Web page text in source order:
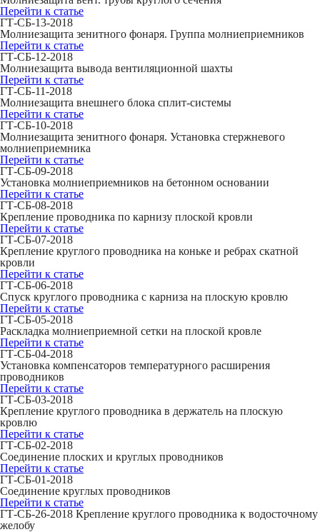
Перейти к статье
ГТ-СБ-13-2018
Молниезащита зенитного фонаря. Группа молниеприемников
Перейти к статье
ГТ-СБ-12-2018
Молниезащита вывода вентиляционной шахты
Перейти к статье
ГТ-СБ-11-2018
Молниезащита внешнего блока сплит-системы
Перейти к статье
ГТ-СБ-10-2018
Молниезащита зенитного фонаря. Установка стержневого
молниеприемника
Перейти к статье
ГТ-СБ-09-2018
Установка молниеприемников на бетонном основании
Перейти к статье
ГТ-СБ-08-2018
Крепление проводника по карнизу плоской кровли
Перейти к статье
ГТ-СБ-07-2018
Крепление круглого проводника на коньке и ребрах скатной
кровли
Перейти к статье
ГТ-СБ-06-2018
Спуск круглого проводника с карниза на плоскую кровлю
Перейти к статье
ГТ-СБ-05-2018
Раскладка молниеприемной сетки на плоской кровле
Перейти к статье
ГТ-СБ-04-2018
Установка компенсаторов температурного расширения
проводников
Перейти к статье
ГТ-СБ-03-2018
Крепление круглого проводника в держатель на плоскую
кровлю
Перейти к статье
ГТ-СБ-02-2018
Соединение плоских и круглых проводников
Перейти к статье
ГТ-СБ-01-2018
Соединение круглых проводников
Перейти к статье
ГТ-СБ-26-2018 Крепление круглого проводника к водосточному
желобу